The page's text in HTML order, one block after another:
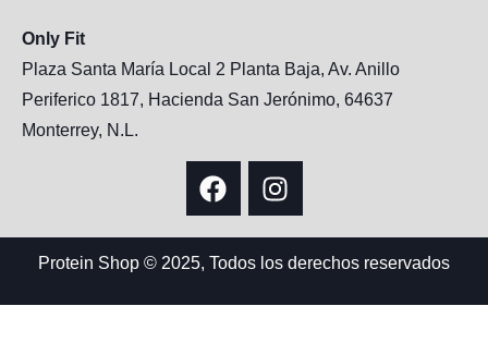
Only Fit
Plaza Santa María Local 2 Planta Baja, Av. Anillo
Periferico 1817, Hacienda San Jerónimo, 64637
Monterrey, N.L.
Protein Shop © 2025, Todos los derechos reservados